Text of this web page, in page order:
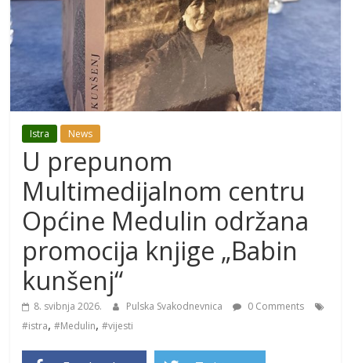
Istra News
U prepunom
Multimedijalnom centru
Općine Medulin održana
promocija knjige „Babin
kunšenj“
8. svibnja 2026. Pulska Svakodnevnica
0 Comments
#istra,#Medulin,#vijesti